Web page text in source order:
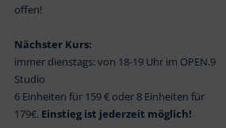
offen!
Nächster Kurs:
immer dienstags: von 18-19 Uhr im OPEN.9
Studio
6 Einheiten für 159 € oder 8 Einheiten für
179€. Einstieg ist jederzeit möglich!